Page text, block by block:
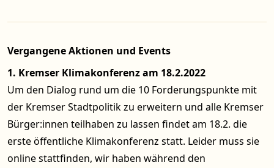
Vergangene Aktionen und Events
1. Kremser Klimakonferenz am 18.2.2022
Um den Dialog rund um die 10 Forderungspunkte mit
der Kremser Stadtpolitik zu erweitern und alle Kremser
Bürger:innen teilhaben zu lassen findet am 18.2. die
erste öffentliche Klimakonferenz statt. Leider muss sie
online stattfinden, wir haben während den